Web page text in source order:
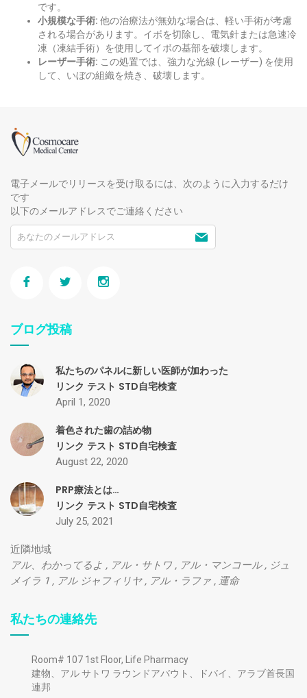
です。
小規模な手術: 他の治療法が無効な場合は、軽い手術が考慮
される場合があります。イボを切除し、電気針または急速冷
凍（凍結手術）を使用してイボの基部を破壊します。
レーザー手術: この処置では、強力な光線 (レーザー) を使用
して、いぼの組織を焼き、破壊します。
電子メールでリリースを受け取るには、次のように入力するだけ
です
以下のメールアドレスでご連絡ください
ブログ投稿
私たちのパネルに新しい医師が加わった
リンク テスト STD自宅検査
April 1, 2020
着色された歯の詰め物
リンク テスト STD自宅検査
August 22, 2020
PRP療法とは…
リンク テスト STD自宅検査
July 25, 2021
近隣地域
アル、わかってるよ , アル・サトワ , アル・マンコール, ジュ
メイラ 1 , アル ジャフィリヤ, アル・ラファ , 運命
私たちの連絡先
Room# 107 1st Floor, Life Pharmacy
建物、アル サトワ ラウンドアバウト、ドバイ、アラブ首長国
連邦